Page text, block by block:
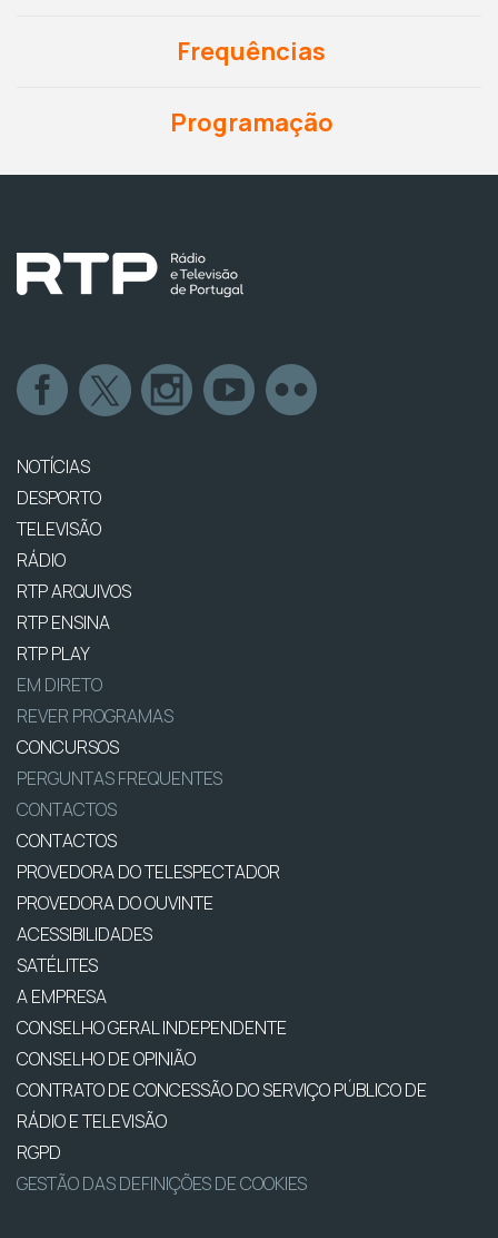
Frequências
Programação
NOTÍCIAS
DESPORTO
TELEVISÃO
RÁDIO
RTP ARQUIVOS
RTP ENSINA
RTP PLAY
EM DIRETO
REVER PROGRAMAS
CONCURSOS
PERGUNTAS FREQUENTES
CONTACTOS
CONTACTOS
PROVEDORA DO TELESPECTADOR
PROVEDORA DO OUVINTE
ACESSIBILIDADES
SATÉLITES
A EMPRESA
CONSELHO GERAL INDEPENDENTE
CONSELHO DE OPINIÃO
CONTRATO DE CONCESSÃO DO SERVIÇO PÚBLICO DE
RÁDIO E TELEVISÃO
RGPD
GESTÃO DAS DEFINIÇÕES DE COOKIES